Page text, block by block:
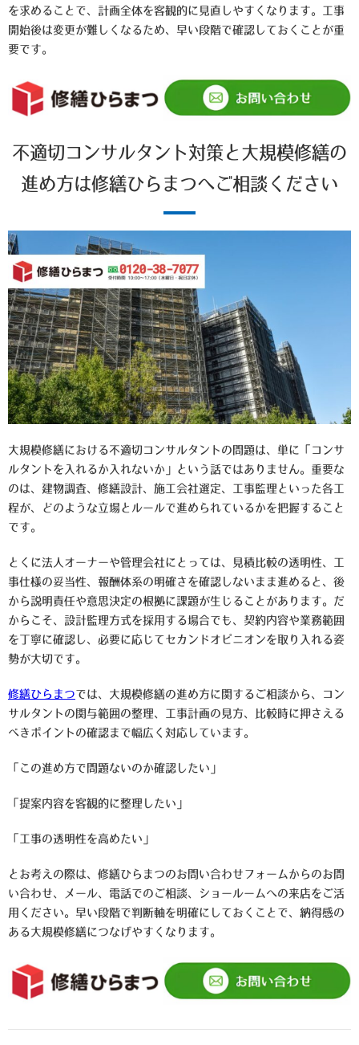
を求めることで、計画全体を客観的に見直しやすくなります。工事
開始後は変更が難しくなるため、早い段階で確認しておくことが重
要です。
不適切コンサルタント対策と大規模修繕の
進め方は修繕ひらまつへご相談ください
大規模修繕における不適切コンサルタントの問題は、単に「コンサ
ルタントを入れるか入れないか」という話ではありません。重要な
のは、建物調査、修繕設計、施工会社選定、工事監理といった各工
程が、どのような立場とルールで進められているかを把握すること
です。
とくに法人オーナーや管理会社にとっては、見積比較の透明性、工
事仕様の妥当性、報酬体系の明確さを確認しないまま進めると、後
から説明責任や意思決定の根拠に課題が生じることがあります。だ
からこそ、設計監理方式を採用する場合でも、契約内容や業務範囲
を丁寧に確認し、必要に応じてセカンドオピニオンを取り入れる姿
勢が大切です。
修繕ひらまつでは、大規模修繕の進め方に関するご相談から、コン
サルタントの関与範囲の整理、工事計画の見方、比較時に押さえる
べきポイントの確認まで幅広く対応しています。
「この進め方で問題ないのか確認したい」
「提案内容を客観的に整理したい」
「工事の透明性を高めたい」
とお考えの際は、修繕ひらまつのお問い合わせフォームからのお問
い合わせ、メール、電話でのご相談、ショールームへの来店をご活
用ください。早い段階で判断軸を明確にしておくことで、納得感の
ある大規模修繕につなげやすくなります。